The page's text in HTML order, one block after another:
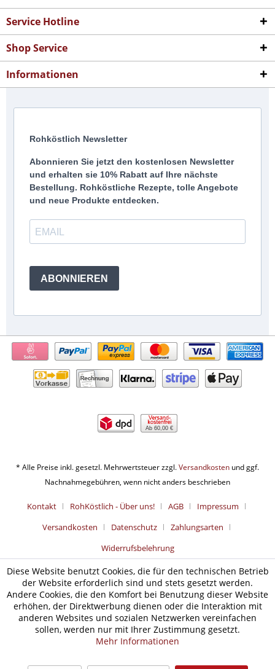
Service Hotline
Shop Service
Informationen
Rohköstlich Newsletter
Abonnieren Sie jetzt den kostenlosen Newsletter
und erhalten sie 10% Rabatt auf Ihre nächste
Bestellung. Rohköstliche Rezepte, tolle Angebote
und neue Produkte entdecken.
ABONNIEREN
Ab 60,00 €
* Alle Preise inkl. gesetzl. Mehrwertsteuer zzgl.Versandkosten und ggf.
Nachnahmegebühren, wenn nicht anders beschrieben
Kontakt RohKöstlich - Über uns! AGB
Impressum
Versandkosten
Datenschutz
Zahlungsarten
Widerrufsbelehrung
Diese Website benutzt Cookies, die für den technischen Betrieb
der Website erforderlich sind und stets gesetzt werden.
Andere Cookies, die den Komfort bei Benutzung dieser Website
erhöhen, der Direktwerbung dienen oder die Interaktion mit
anderen Websites und sozialen Netzwerken vereinfachen
sollen, werden nur mit Ihrer Zustimmung gesetzt.
Mehr Informationen